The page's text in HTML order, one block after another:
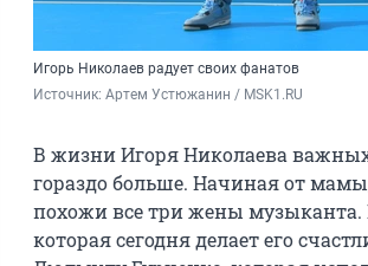
Игорь Николаев радует своих фанатов
Источник: Артем Устюжанин / MSK1.RU
В жизни Игоря Николаева
гораздо больше. Начиная от
похожи все три жены музыканта.
которая сегодня делает его